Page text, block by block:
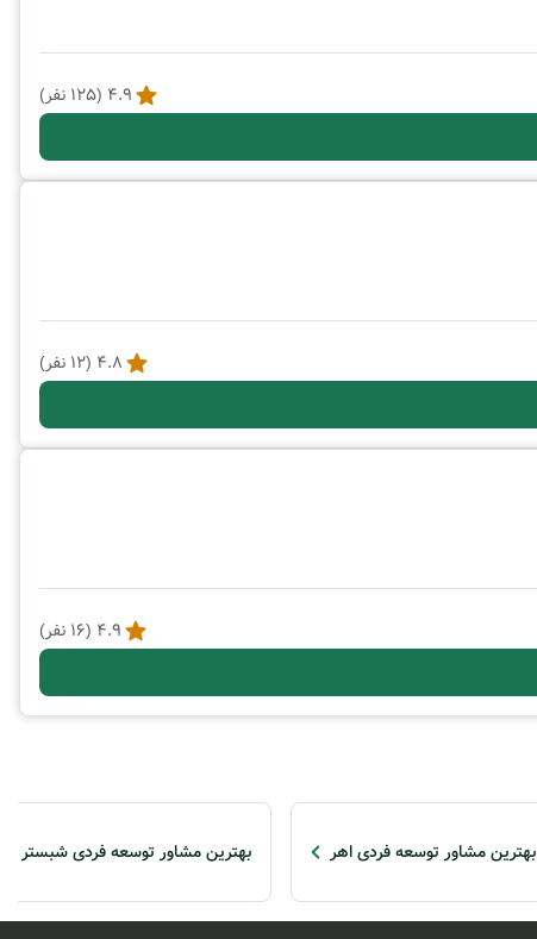
4.9
(
125 نفر)
4.8
(
12 نفر)
4.9
(
16 نفر)
بهترین مشاور توسعه فردی اهر بهترین مشاور توسعه فردی شبستر